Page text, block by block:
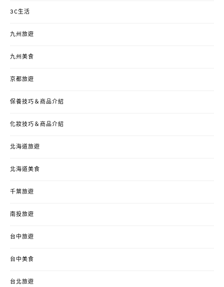
3C生活
九州旅遊
九州美食
京都旅遊
保養技巧＆商品介紹
化妝技巧＆商品介紹
北海道旅遊
北海道美食
千葉旅遊
南投旅遊
台中旅遊
台中美食
台北旅遊